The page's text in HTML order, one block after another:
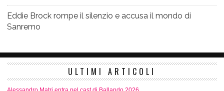
Eddie Brock rompe il silenzio e accusa il mondo di
Sanremo
ULTIMI ARTICOLI